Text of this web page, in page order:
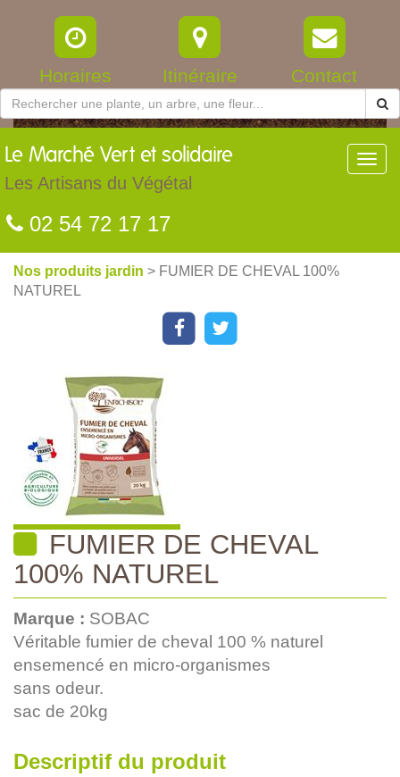
Horaires Itinéraire Contact
Le Marché Vert et solidaire
Les Artisans du Végétal
02 54 72 17 17
Nos produits jardin > FUMIER DE CHEVAL 100%
NATUREL
FUMIER DE CHEVAL
100% NATUREL
Marque : SOBAC
Véritable fumier de cheval 100 % naturel
ensemencé en micro-organismes
sans odeur.
sac de 20kg
Descriptif du produit